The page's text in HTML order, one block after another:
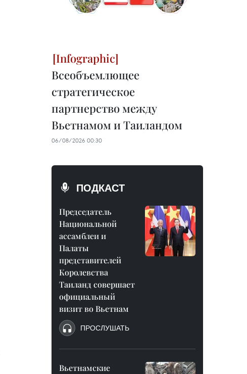
Всеобъемлющее
стратегическое
партнерство между
Вьетнамом и Таиландом
06/08/2026 00:30
ПОДКАСТ
Председатель
Национальной
ассамблеи и
Палаты
представителей
Королевства
Таиланд совершает
официальный
визит во Вьетнам
ПРОСЛУШАТЬ
Вьетнамские